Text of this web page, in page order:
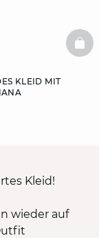
KLEID MIT S
Kleid!
wieder auf